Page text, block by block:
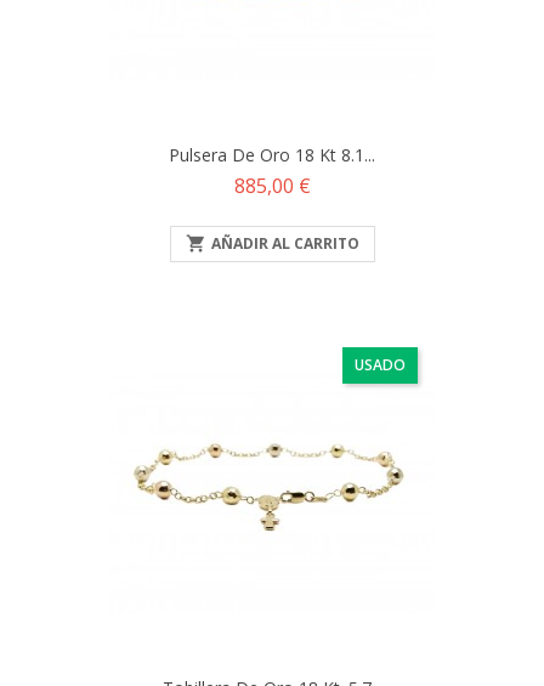
Pulsera De Oro 18 Kt 8.1...
Precio
885,00 €
 AÑADIR AL CARRITO
USADO